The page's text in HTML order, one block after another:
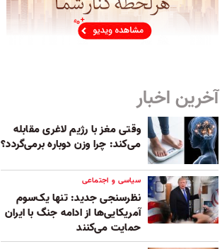
آخرین اخبار
وقتی مغز با رژیم لاغری مقابله
می‌کند: چرا وزن دوباره برمی‌گردد؟
سیاسی و اجتماعی
نظرسنجی جدید: تنها یک‌سوم
آمریکایی‌ها از ادامه جنگ با ایران
حمایت می‌کنند